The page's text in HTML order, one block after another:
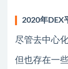
2020年DEX
尽管去中心
但也存在一